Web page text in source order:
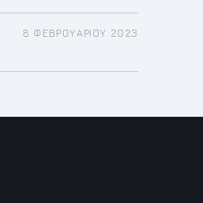
8 ΦΕΒΡΟΥΑΡΊΟΥ 2023